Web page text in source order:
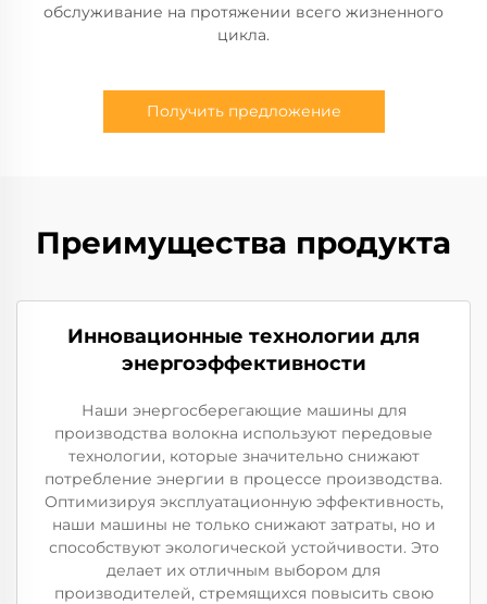
обслуживание на протяжении всего жизненного
цикла.
Получить предложение
Преимущества продукта
Инновационные технологии для
энергоэффективности
Наши энергосберегающие машины для
производства волокна используют передовые
технологии, которые значительно снижают
потребление энергии в процессе производства.
Оптимизируя эксплуатационную эффективность,
наши машины не только снижают затраты, но и
способствуют экологической устойчивости. Это
делает их отличным выбором для
производителей, стремящихся повысить свою